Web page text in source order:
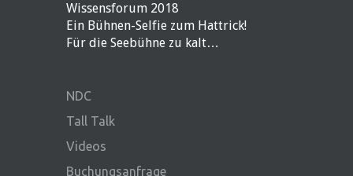
Wissensforum 2018
Ein Bühnen-Selfie zum Hattrick!
Für die Seebühne zu kalt…
NDC
Tall Talk
Videos
Buchungsanfrage